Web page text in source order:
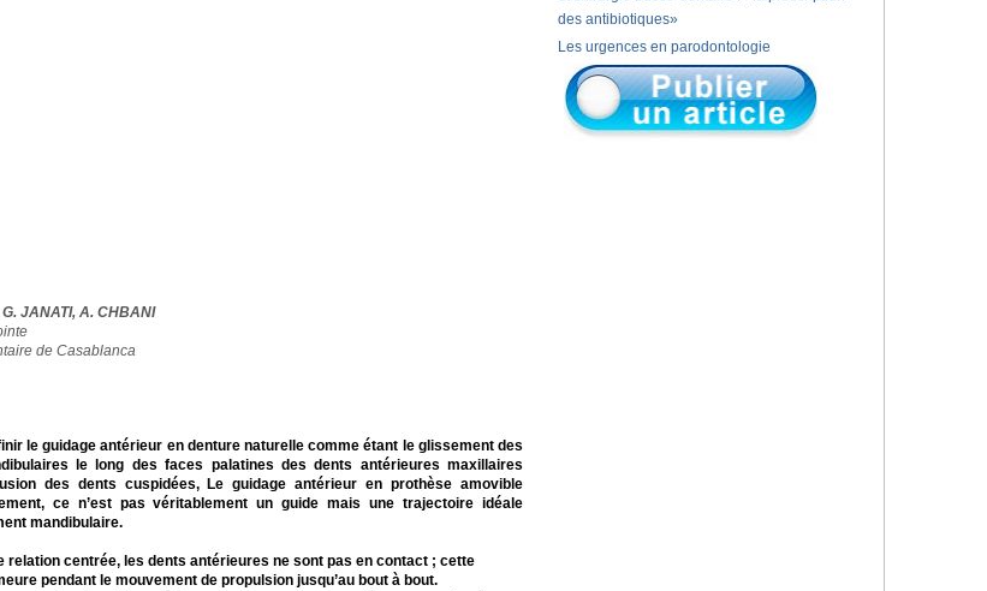
JANATI, A. CHBANI
de Casablanca
le guidage antérieur en denture naturelle comme étant le glissement des
le long des faces palatines des dents antérieures maxillaires
des dents cuspidées, Le guidage antérieur en prothèse amovible
ce n’est pas véritablement un guide mais une trajectoire idéale
mandibulaire.
relation centrée, les dents antérieures ne sont pas en contact ; cette
pendant le mouvement de propulsion jusqu’au bout à bout.
des antibiotiques»
Les urgences en parodontologie